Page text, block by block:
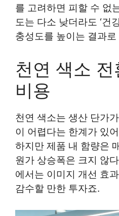
를 고려하면 피할 수 없
도는 다소 낮더라도 ‘건
충성도를 높이는 결과
천연 색소
비용
천연 색소는 생산 단가
이 어렵다는 한계가 있
하지만 제품 내 함량은
원가 상승폭은 크지 않
에서는 이미지 개선 효
감수할 만한 투자죠.